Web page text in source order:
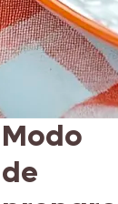
Modo
de